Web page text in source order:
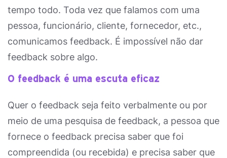
tempo todo. Toda vez que falamos com uma
pessoa, funcionário, cliente, fornecedor, etc.,
comunicamos feedback. É impossível não dar
feedback sobre algo.
O feedback é uma escuta eficaz
Quer o feedback seja feito verbalmente ou por
meio de uma pesquisa de feedback, a pessoa que
fornece o feedback precisa saber que foi
compreendida (ou recebida) e precisa saber que